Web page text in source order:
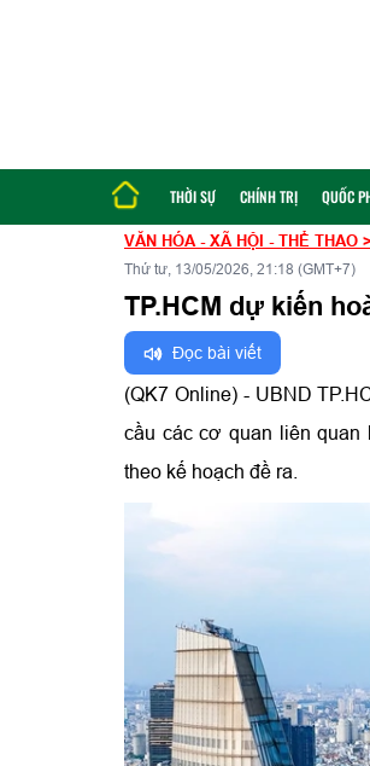
THỜI SỰ CHÍNH TRỊ QUỐC
VĂN HÓA - XÃ HỘI - THỂ THAO >
Thứ tư, 13/05/2026, 21:18 (GMT+7)
TP.HCM dự kiến
Đọc bài viết
(QK7 Online) - UBND
cầu các cơ quan liên quan
theo kế hoạch đề ra.